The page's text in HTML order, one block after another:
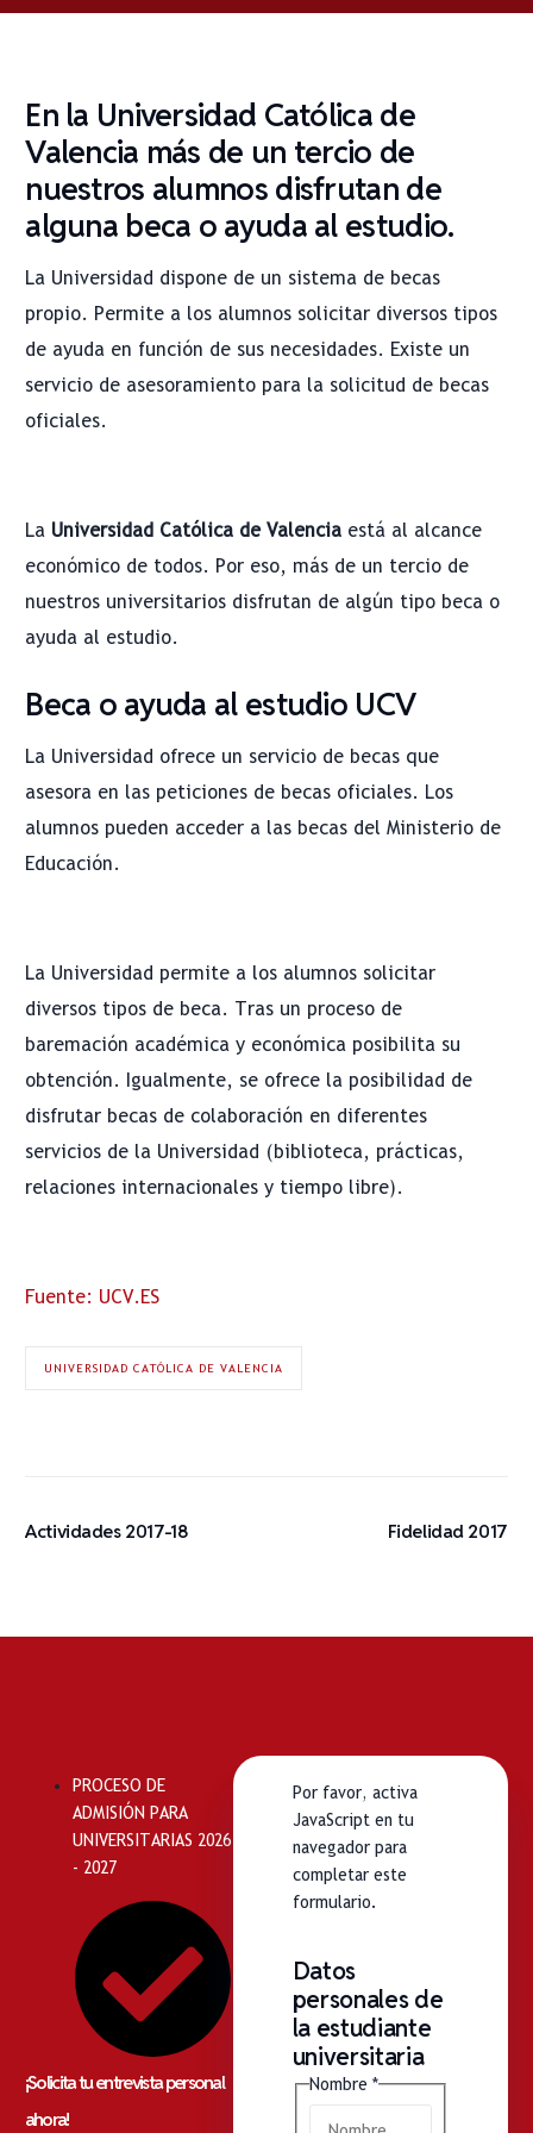
En la Universidad Católica de
Valencia más de un tercio de
nuestros alumnos disfrutan de
alguna beca o ayuda al estudio.
La Universidad dispone de un sistema de becas
propio. Permite a los alumnos solicitar diversos tipos
de ayuda en función de sus necesidades. Existe un
servicio de asesoramiento para la solicitud de becas
oficiales.
La Universidad Católica de Valencia está al alcance
económico de todos. Por eso, más de un tercio de
nuestros universitarios disfrutan de algún tipo beca o
ayuda al estudio.
Beca o ayuda al estudio UCV
La Universidad ofrece un servicio de becas que
asesora en las peticiones de becas oficiales. Los
alumnos pueden acceder a las becas del Ministerio de
Educación.
La Universidad permite a los alumnos solicitar
diversos tipos de beca. Tras un proceso de
baremación académica y económica posibilita su
obtención. Igualmente, se ofrece la posibilidad de
disfrutar becas de colaboración en diferentes
servicios de la Universidad (biblioteca, prácticas,
relaciones internacionales y tiempo libre).
Fuente: UCV.ES
UNIVERSIDAD CATÓLICA DE VALENCIA
Actividades 2017-18 Fidelidad 2017
PROCESO DE
ADMISIÓN PARA
UNIVERSITARIAS 2026
- 2027
¡Solicita tu entrevista personal
ahora!
Por favor, activa
JavaScript en tu
navegador para
completar este
formulario.
Datos
personales de
la estudiante
universitaria
Nombre *